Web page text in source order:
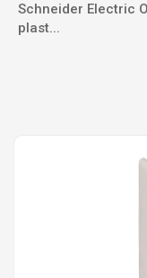
Schneider Electric
plast...